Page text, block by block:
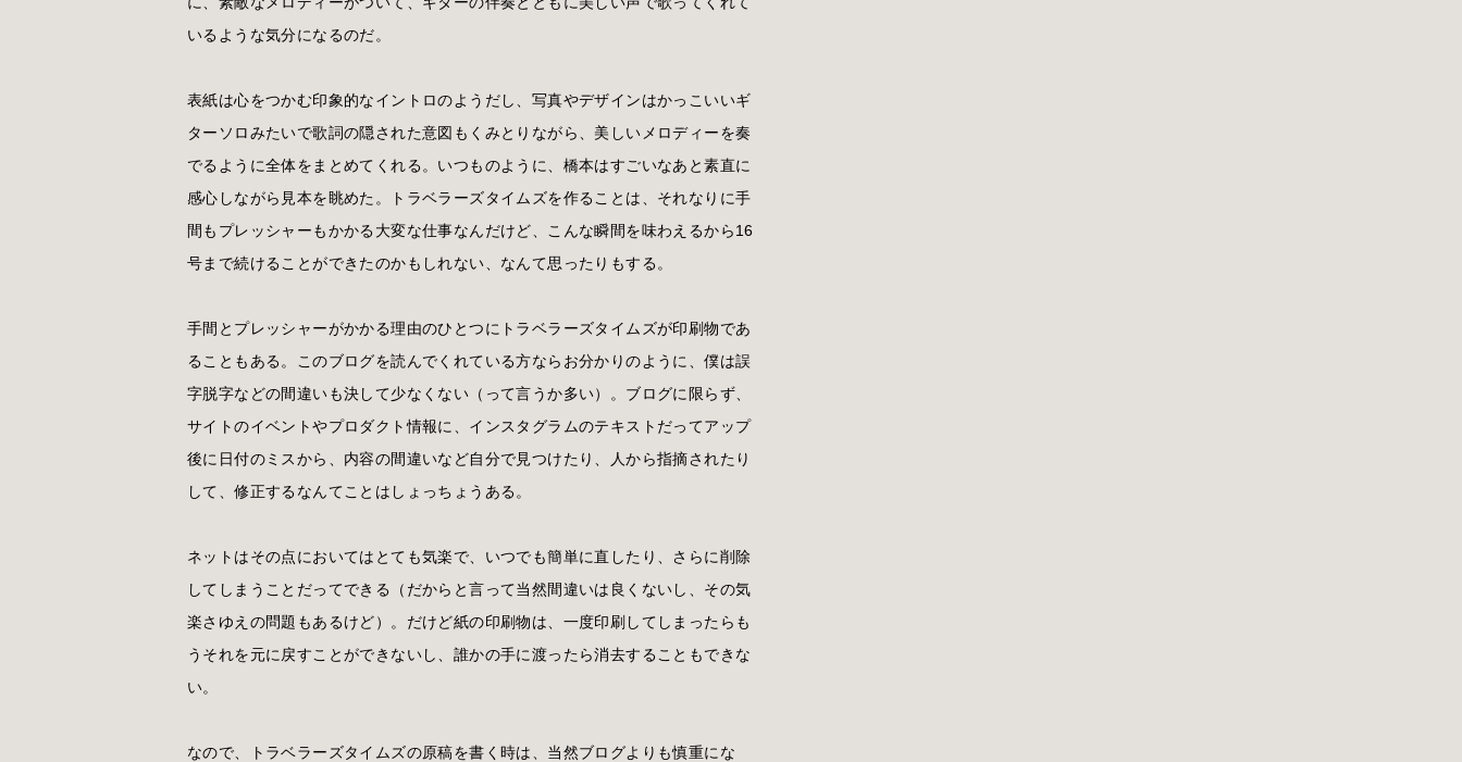
いるような気分になるのだ。
表紙は心をつかむ印象的なイントロのようだし、写真やデザインはかっこいいギ
ターソロみたいで歌詞の隠された意図もくみとりながら、美しいメロディーを奏
でるように全体をまとめてくれる。いつものように、橋本はすごいなあと素直に
感心しながら見本を眺めた。トラベラーズタイムズを作ることは、それなりに手
間もプレッシャーもかかる大変な仕事なんだけど、こんな瞬間を味わえるから16
号まで続けることができたのかもしれない、なんて思ったりもする。
手間とプレッシャーがかかる理由のひとつにトラベラーズタイムズが印刷物であ
ることもある。このブログを読んでくれている方ならお分かりのように、僕は誤
字脱字などの間違いも決して少なくない（って言うか多い）。ブログに限らず、
サイトのイベントやプロダクト情報に、インスタグラムのテキストだってアップ
後に日付のミスから、内容の間違いなど自分で見つけたり、人から指摘されたり
して、修正するなんてことはしょっちょうある。
ネットはその点においてはとても気楽で、いつでも簡単に直したり、さらに削除
してしまうことだってできる（だからと言って当然間違いは良くないし、その気
楽さゆえの問題もあるけど）。だけど紙の印刷物は、一度印刷してしまったらも
うそれを元に戻すことができないし、誰かの手に渡ったら消去することもできな
い。
なので、トラベラーズタイムズの原稿を書く時は、当然ブログよりも慎重にな